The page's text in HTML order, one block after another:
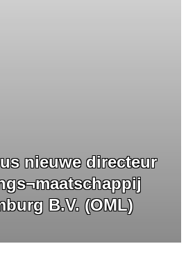
nieuwe directeur
B.V. (OML)